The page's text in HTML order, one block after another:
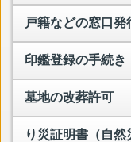
戸籍などの窓口発
印鑑登録の手続き
墓地の改葬許可
り災証明書（自